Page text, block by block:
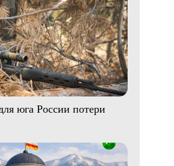
юга России потери